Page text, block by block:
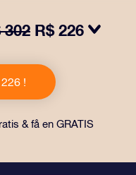
302 R$ 226
og personlige
adresse etter eget
gratis bruk av våre
på.
!
& få en GRATIS